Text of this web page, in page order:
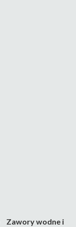
Zawory wodne i